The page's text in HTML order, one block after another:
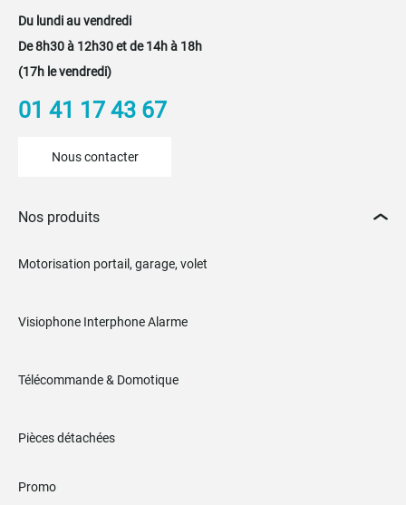
Du lundi au vendredi
De 8h30 à 12h30 et de 14h à 18h
(17h le vendredi)
01 41 17 43 67
Nous contacter
Nos produits
Motorisation portail, garage, volet
Visiophone Interphone Alarme
Télécommande & Domotique
Pièces détachées
Promo